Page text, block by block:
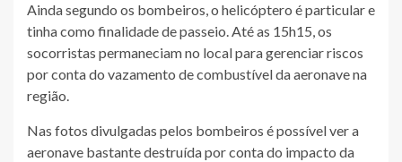
Ainda segundo os bombeiros, o helicóptero é particular e
tinha como finalidade de passeio. Até as 15h15, os
socorristas permaneciam no local para gerenciar riscos
por conta do vazamento de combustível da aeronave na
região.
Nas fotos divulgadas pelos bombeiros é possível ver a
aeronave bastante destruída por conta do impacto da